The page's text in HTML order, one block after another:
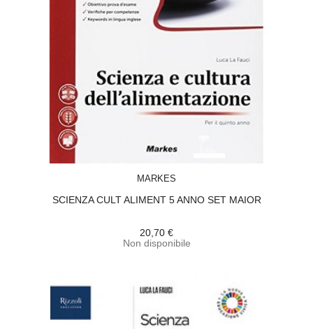
MARKES
SCIENZA CULT ALIMENT 5 ANNO SET MAIOR
20,70 €
Non disponibile